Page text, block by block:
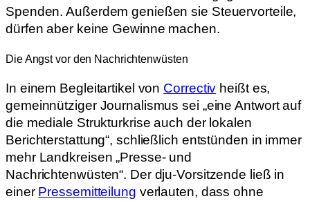
Spenden. Außerdem genießen sie Steuervorteile,
dürfen aber keine Gewinne machen.
Die Angst vor den Nachrichtenwüsten
In einem Begleitartikel von Correctiv heißt es,
gemeinnütziger Journalismus sei „eine Antwort auf
die mediale Strukturkrise auch der lokalen
Berichterstattung“, schließlich entstünden in immer
mehr Landkreisen „Presse- und
Nachrichtenwüsten“. Der dju-Vorsitzende ließ in
einer Pressemitteilung verlauten, dass ohne